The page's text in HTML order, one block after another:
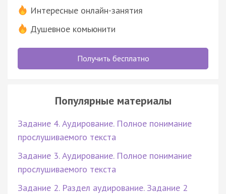
Интересные онлайн-занятия
Душевное комьюнити
Получить бесплатно
Популярные материалы
Задание 4. Аудирование. Полное понимание
прослушиваемого текста
Задание 3. Аудирование. Полное понимание
прослушиваемого текста
Задание 2. Раздел аудирование. Задание 2